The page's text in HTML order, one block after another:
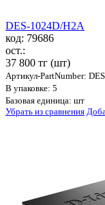
DES-1024D/H2A
код: 79686
ост.:
37 800 тг (шт)
Артикул-PartNumber:
В упаковке: 5
Базовая единица: шт
Убрать из сравнения